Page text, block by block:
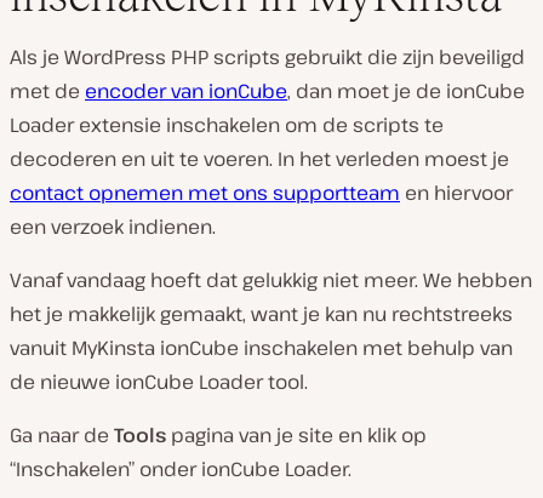
Als je WordPress PHP scripts gebruikt die zijn beveiligd
met de encoder van ionCube, dan moet je de ionCube
Loader extensie inschakelen om de scripts te
decoderen en uit te voeren. In het verleden moest je
contact opnemen met ons supportteam en hiervoor
een verzoek indienen.
Vanaf vandaag hoeft dat gelukkig niet meer. We hebben
het je makkelijk gemaakt, want je kan nu rechtstreeks
vanuit MyKinsta ionCube inschakelen met behulp van
de nieuwe ionCube Loader tool.
Ga naar de Tools pagina van je site en klik op
“Inschakelen” onder ionCube Loader.